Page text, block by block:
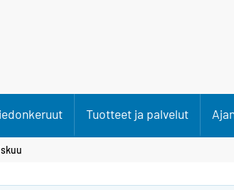
Tuotteet ja palvelut